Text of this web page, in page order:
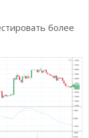
более